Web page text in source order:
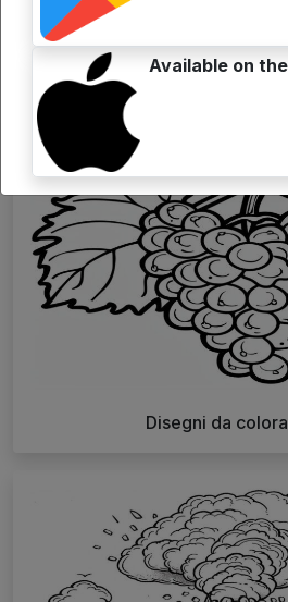
Articoli Correlati
Disegni da
Available on